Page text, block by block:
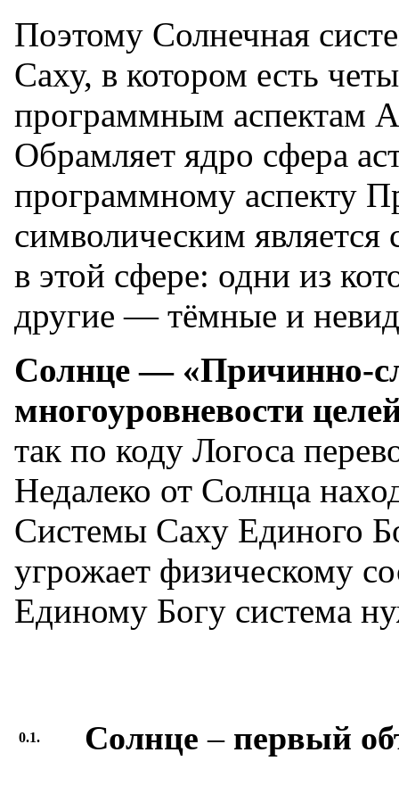
Поэтому Солнечная
Саху, в котором есть
программным аспектам
Обрамляет ядро сфера
программному аспекту
символическим является
в этой сфере: одни из
другие — тёмные и
Солнце — «Причинно-
многоуровневости
так по коду Логоса
Недалеко от Солнца
Системы Саху Единого
угрожает физическому
Единому Богу система
0.1. Солнце – первый